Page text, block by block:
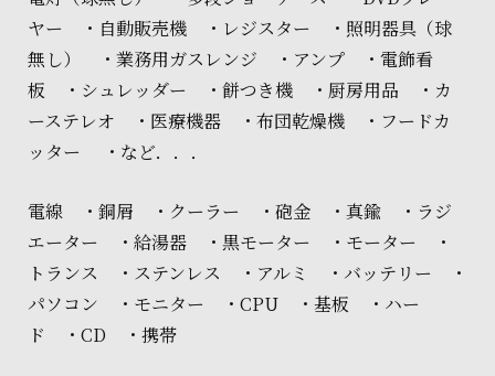
ヤー ・自動販売機 ・レジスター ・照明器具（球
無し） ・業務用ガスレンジ ・アンプ ・電飾看
板 ・シュレッダー ・餅つき機 ・厨房用品 ・カ
ーステレオ ・医療機器 ・布団乾燥機 ・フードカ
ッター ・など．．．
電線 ・銅屑 ・クーラー ・砲金 ・真鍮 ・ラジ
エーター ・給湯器 ・黒モーター ・モーター ・
トランス ・ステンレス ・アルミ ・バッテリー ・
パソコン ・モニター ・CPU ・基板 ・ハー
ド ・CD ・携帯